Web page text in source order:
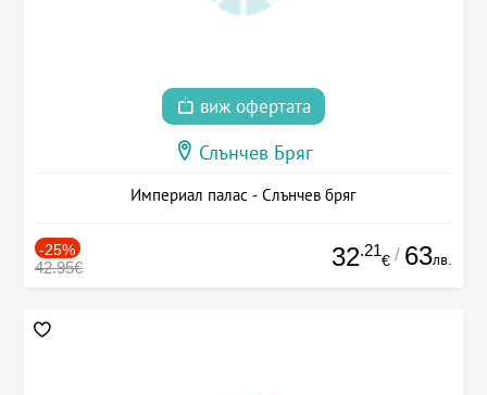
виж офертата
Слънчев Бряг
Империал палас - Слънчев бряг
-25%
42.95€ 32.21
€ / 63лв.